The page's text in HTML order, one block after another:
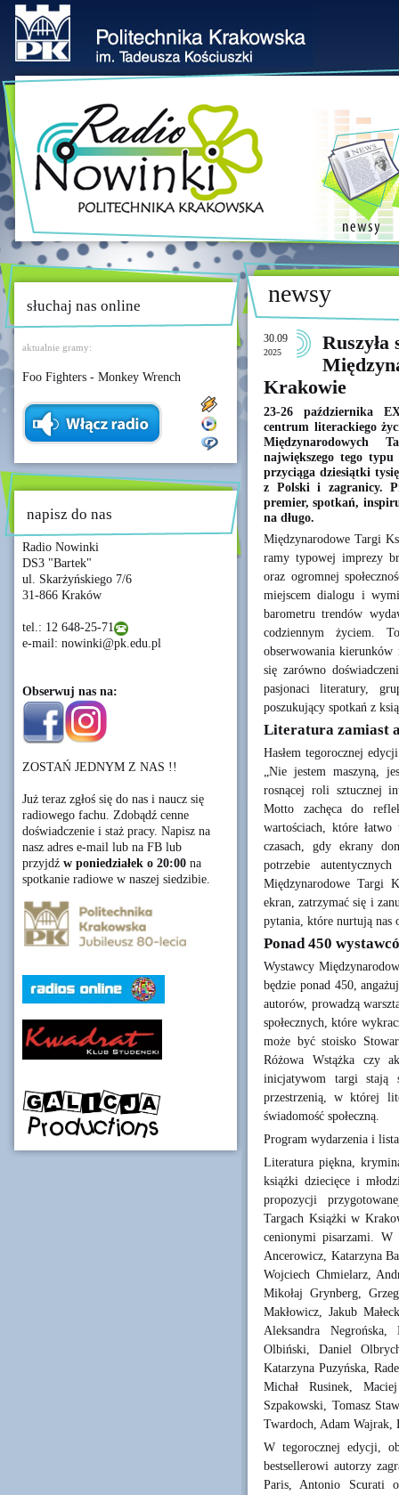
słuchaj nas online
aktualnie gramy:
Foo Fighters - Monkey Wrench
napisz do nas
Radio Nowinki
DS3 "Bartek"
ul. Skarżyńskiego 7/6
31-866 Kraków
tel.: 12 648-25-71
e-mail: nowinki@pk.edu.pl
Obserwuj nas na:
ZOSTAŃ JEDNYM Z NAS !!
Już teraz zgłoś się do nas i naucz się
radiowego fachu. Zdobądź cenne
doświadczenie i staż pracy. Napisz na
nasz adres e-mail lub na FB lub
przyjdź w poniedziałek o 20:00 na
spotkanie radiowe w naszej siedzibie.
newsy
30.09
2025
Ruszyła
Krakowie
23-26 października
centrum literackiego
największego tego
przyciąga dziesiątki
z Polski i zagranicy.
premier, spotkań,
na długo.
Międzynarodowe Targi
ramy typowej imprezy
oraz ogromnej
miejscem dialogu i
barometru trendów
codziennym życiem.
obserwowania
się zarówno
pasjonaci literatury,
poszukujący spotkań z
Literatura zamiast
Hasłem tegorocznej
„Nie jestem maszyną,
rosnącej roli sztucznej
Motto zachęca do
wartościach, które
czasach, gdy ekrany
potrzebie
Międzynarodowe Targi
ekran, zatrzymać się i
pytania, które nurtują nas
Ponad 450
Wystawcy
będzie ponad 450,
autorów, prowadzą
społecznych, które
może być stoisko
Różowa Wstążka czy
inicjatywom targi stają
przestrzenią, w której
świadomość społeczną.
Program wydarzenia i
Literatura piękna,
książki dziecięce i
propozycji
Targach Książki w
cenionymi pisarzami.
Ancerowicz, Katarzyna
Wojciech Chmielarz,
Mikołaj Grynberg,
Makłowicz, Jakub
Aleksandra
Olbiński, Daniel
Katarzyna Puzyńska,
Michał Rusinek,
Szpakowski, Tomasz
Twardoch, Adam Wajrak,
W tegorocznej edycji,
bestsellerowi autorzy
Paris, Antonio Scurati